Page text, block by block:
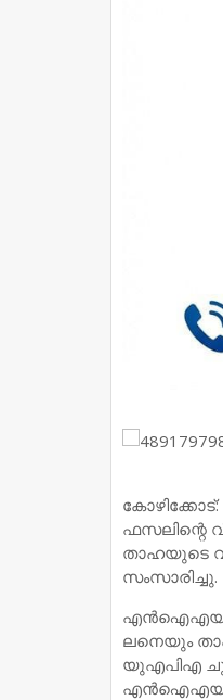
ഫസലിന്റെ
താഹയുടെ
എന്‍ഐഎയുടെ
ല​നെ​യും
യുഎപിഎ
എന്‍ഐഎയുടെ